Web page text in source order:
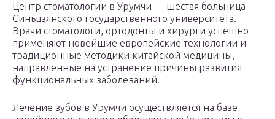
Центр стоматологии в Урумчи — шестая больница
Синьцзянского государственного университета.
Врачи стоматологи, ортодонты и хирурги успешно
применяют новейшие европейские технологии и
традиционные методики китайской медицины,
направленные на устранение причины развития
функциональных заболеваний.
Лечение зубов в Урумчи осуществляется на базе